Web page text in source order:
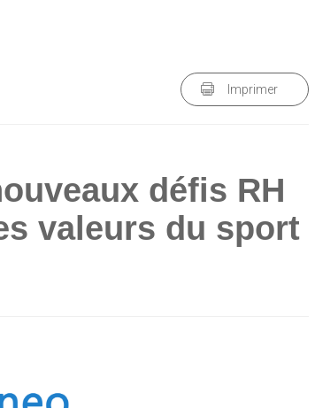
Imprimer
défis RH
valeurs du sport